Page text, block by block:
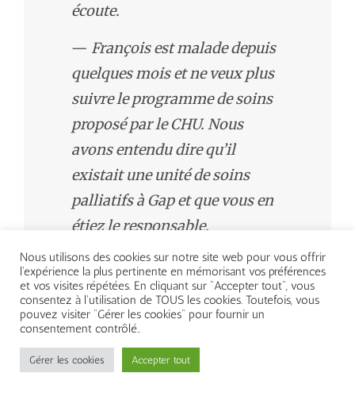
écoute.
— François est malade depuis
quelques mois et ne veux plus
suivre le programme de soins
proposé par le CHU. Nous
avons entendu dire qu’il
existait une unité de soins
palliatifs à Gap et que vous en
étiez le responsable.
Accepteriez-vous de vous
occuper de François ?
— Bien sûr, mais que se passe-
—On lui a découvert en août
Nous utilisons des cookies sur notre site web pour vous offrir
l'expérience la plus pertinente en mémorisant vos préférences
et vos visites répétées. En cliquant sur "Accepter tout", vous
consentez à l'utilisation de TOUS les cookies. Toutefois, vous
pouvez visiter "Gérer les cookies" pour fournir un
consentement contrôlé..
Gérer les cookies Accepter tout